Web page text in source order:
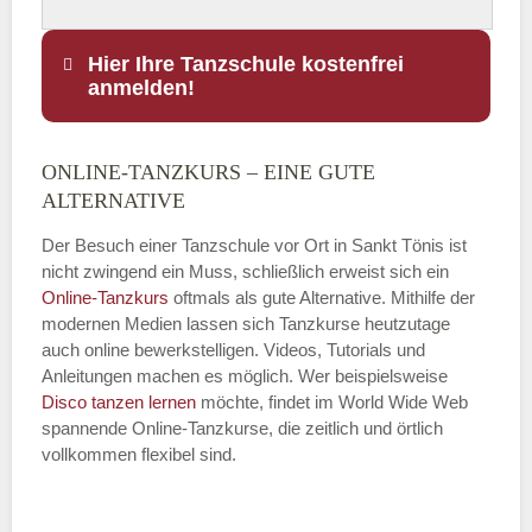
Hier Ihre Tanzschule kostenfrei
anmelden!
Name
E-Mail*
Name der Tanzschule
ONLINE-TANZKURS – EINE GUTE
ALTERNATIVE
Der Besuch einer Tanzschule vor Ort in Sankt Tönis ist
nicht zwingend ein Muss, schließlich erweist sich ein
Online-Tanzkurs oftmals als gute Alternative. Mithilfe der
modernen Medien lassen sich Tanzkurse heutzutage
auch online bewerkstelligen. Videos, Tutorials und
Anleitungen machen es möglich. Wer beispielsweise
Disco tanzen lernen möchte, findet im World Wide Web
spannende Online-Tanzkurse, die zeitlich und örtlich
vollkommen flexibel sind.